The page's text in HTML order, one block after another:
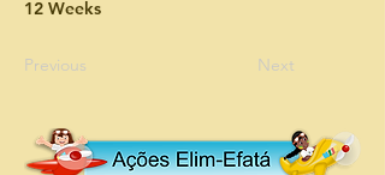
12 Weeks
Previous Next